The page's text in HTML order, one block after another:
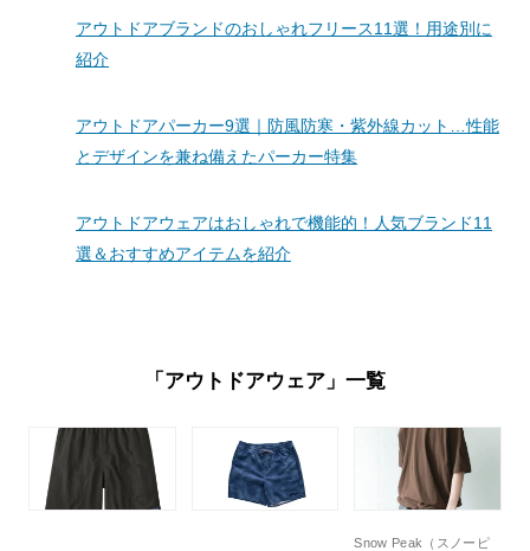
アウトドアブランドのおしゃれフリース11選！用途別に
紹介
アウトドアパーカー9選｜防風防寒・紫外線カット…性能
とデザインを兼ね備えたパーカー特集
アウトドアウェアはおしゃれで機能的！人気ブランド11
選＆おすすめアイテムを紹介
「アウトドアウェア」一覧
Snow Peak（スノーピ